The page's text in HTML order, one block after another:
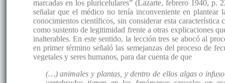
marcadas en los pluricelulares” (Lazarte, febrero 1940, p.
señalar que el médico no tenía inconveniente en plantear
conocimientos científicos, sin considerar esta característica
como sustento de legitimidad frente a otras explicaciones
inalterables. En este sentido, la lección tres se abocó al
en primer término señaló las semejanzas del proceso de
vegetales y seres humanos, para dar cuenta de que
(…) animales y plantas, y dentro de ellos algas o